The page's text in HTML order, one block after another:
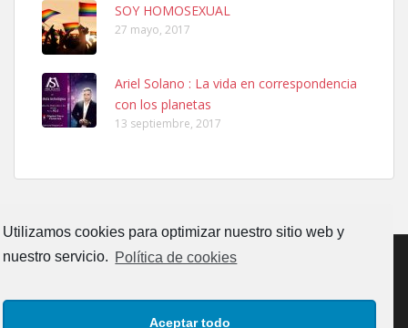
Utilizamos cookies para optimizar nuestro sitio web y
nuestro servicio. Política de cookies
Aceptar todo
Ninfa perdida
El día 5 se los perdió una ninfa papillera, asustada tiene miedo a la
calle, se perdió por la zon...
Adopcion
Busco casa de acogida para mi perrita ya que por temas de trabajo
SOY HOMOSEXUAL
27 mayo, 2017
Ariel Solano : La vida en correspondencia
con los planetas
13 septiembre, 2017